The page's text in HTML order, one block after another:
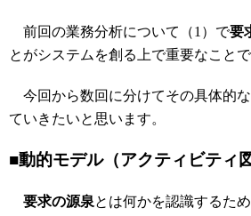
前回の業務分析について（1）で要
とがシステムを創る上で重要なこと
今回から数回に分けてその具体的
ていきたいと思います。
■動的モデル（アクティビティ
要求の源泉とは何かを認識するた